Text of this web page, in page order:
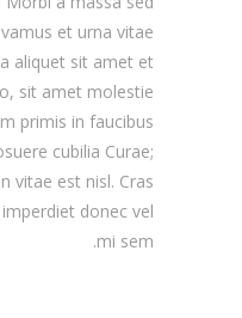
et urna vitae
aliquet sit amet et
sit amet molestie
primis in faucibus
cubilia Curae;
vitae est nisl. Cras
donec vel
mi sem.